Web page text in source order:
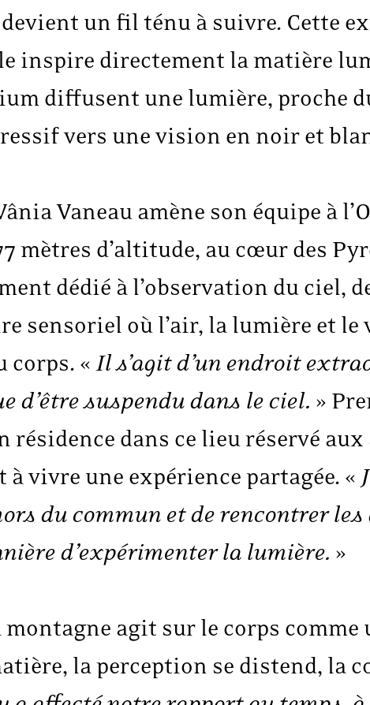
un fil ténu à suivre. Cette
inspire directement la matière
diffusent une lumière, proche
vers une vision en noir et
Vaneau amène son équipe à
mètres d’altitude, au cœur des
dédié à l’observation du ciel,
sensoriel où l’air, la lumière et le
corps. « Il s’agit d’un endroit
d’être suspendu dans le ciel. »
résidence dans ce lieu réservé
vivre une expérience partagée. «
du commun et de rencontrer
d’expérimenter la lumière. »
agit sur le corps
la perception se distend, la